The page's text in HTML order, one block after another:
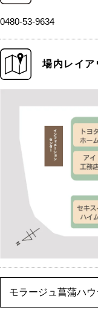
0480-53-9634
場内レイア
モラージュ菖蒲ハ